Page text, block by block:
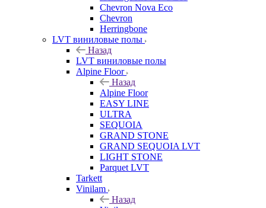
Chevron Nova Eco
Chevron
Herringbone
LVT виниловые полы
Назад
LVT виниловые полы
Alpine Floor
Назад
Alpine Floor
EASY LINE
ULTRA
SEQUOIA
GRAND STONE
GRAND SEQUOIA LVT
LIGHT STONE
Parquet LVT
Tarkett
Vinilam
Назад